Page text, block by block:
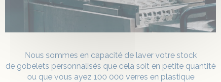
Nous sommes en capacité de laver votre stock
de gobelets personnalisés que cela soit en petite quantité
ou que vous ayez 100 000 verres en plastique